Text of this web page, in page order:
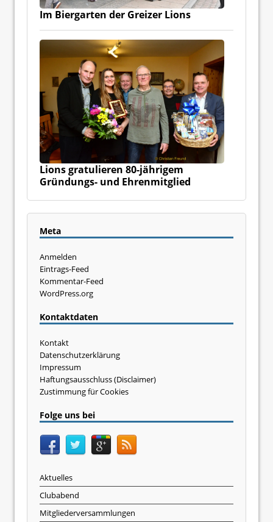
Im Biergarten der Greizer Lions
Lions gratulieren 80-jährigem
Gründungs- und Ehrenmitglied
Meta
Anmelden
Eintrags-Feed
Kommentar-Feed
WordPress.org
Kontaktdaten
Kontakt
Datenschutzerklärung
Impressum
Haftungsausschluss (Disclaimer)
Zustimmung für Cookies
Folge uns bei
Aktuelles
Clubabend
Mitgliederversammlungen